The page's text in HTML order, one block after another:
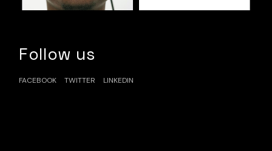
Follow us
FACEBOOK TWITTER LINKEDIN